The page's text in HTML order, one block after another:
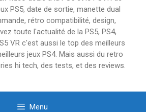
PS5, date de sortie, manette dual
rétro compatibilité, design,
toute l'actualité de la PS5, PS4,
VR c'est aussi le top des meilleurs
jeux PS4. Mais aussi du retro
hi tech, des tests, et des reviews.
Menu